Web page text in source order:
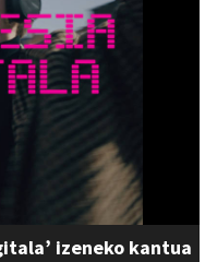
izeneko kantua